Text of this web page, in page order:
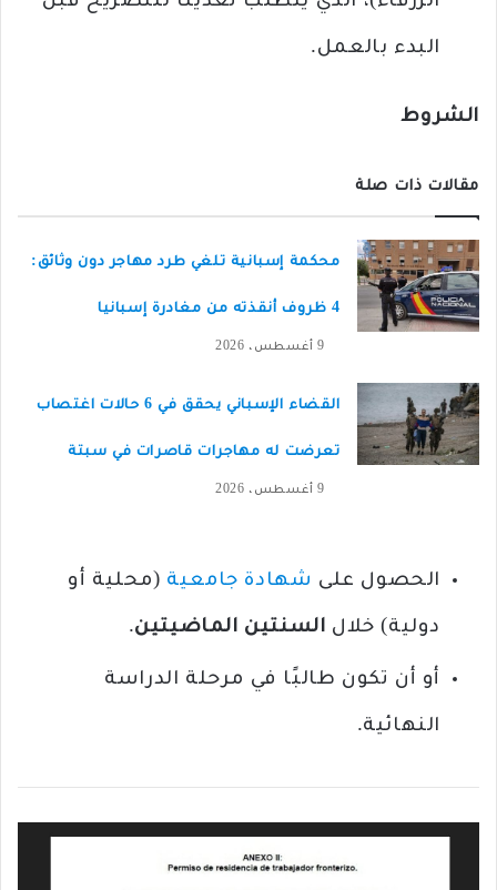
البدء بالعمل.
الشروط
مقالات ذات صلة
محكمة إسبانية تلغي طرد مهاجر دون وثائق:
4 ظروف أنقذته من مغادرة إسبانيا
9 أغسطس، 2026
القضاء الإسباني يحقق في 6 حالات اغتصاب
تعرضت له مهاجرات قاصرات في سبتة
9 أغسطس، 2026
الحصول على شهادة جامعية (محلية أو
دولية) خلال السنتين الماضيتين.
أو أن تكون طالبًا في مرحلة الدراسة
النهائية.